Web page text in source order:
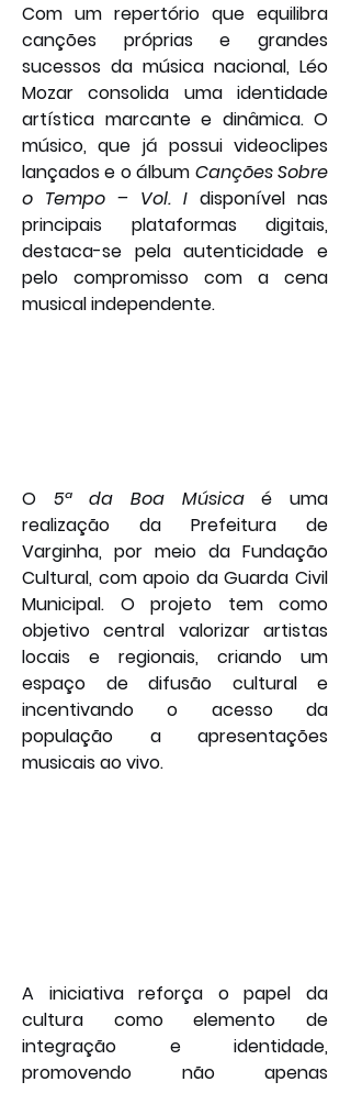
Com um repertório que equilibra
canções próprias e grandes
sucessos da música nacional, Léo
Mozar consolida uma identidade
artística marcante e dinâmica. O
músico, que já possui videoclipes
lançados e o álbum Canções Sobre
o Tempo – Vol. I disponível nas
principais plataformas digitais,
destaca-se pela autenticidade e
pelo compromisso com a cena
musical independente.
O 5ª da Boa Música é uma
realização da Prefeitura de
Varginha, por meio da Fundação
Cultural, com apoio da Guarda Civil
Municipal. O projeto tem como
objetivo central valorizar artistas
locais e regionais, criando um
espaço de difusão cultural e
incentivando o acesso da
população a apresentações
musicais ao vivo.
A iniciativa reforça o papel da
cultura como elemento de
integração e identidade,
promovendo não apenas